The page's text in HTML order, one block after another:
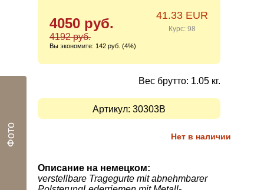
4050 руб.
4192 руб.
Вы экономите: 142 руб. (4%)
41.33 EUR
Курс: 98
Вес брутто: 1.05 кг.
Артикул: 30303B
Нет в наличии
Описание на немецком:
verstellbare Tragegurte mit abnehmbarer
Фото